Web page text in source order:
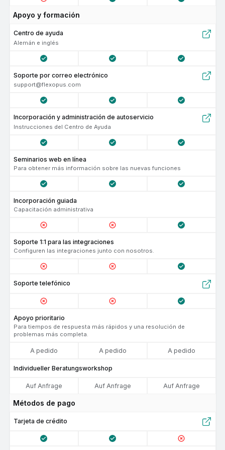
Apoyo y formación
Centro de ayuda
Alemán e inglés
Soporte por correo electrónico
support@flexopus.com
Incorporación y administración de autoservicio
Instrucciones del Centro de Ayuda
seminarios web en línea
Para obtener más información sobre las nuevas funciones
Incorporación guiada
Capacitación administrativa
Soporte 1:1 para las integraciones
Configuren las integraciones junto con nosotros.
Soporte telefónico
Apoyo prioritario
Para tiempos de respuesta más rápidos y una resolución de
problemas más completa.
A pedido A pedido A pedido
Individueller Beratungsworkshop
Auf Anfrage Auf Anfrage Auf Anfrage
Métodos de pago
tarjeta de crédito